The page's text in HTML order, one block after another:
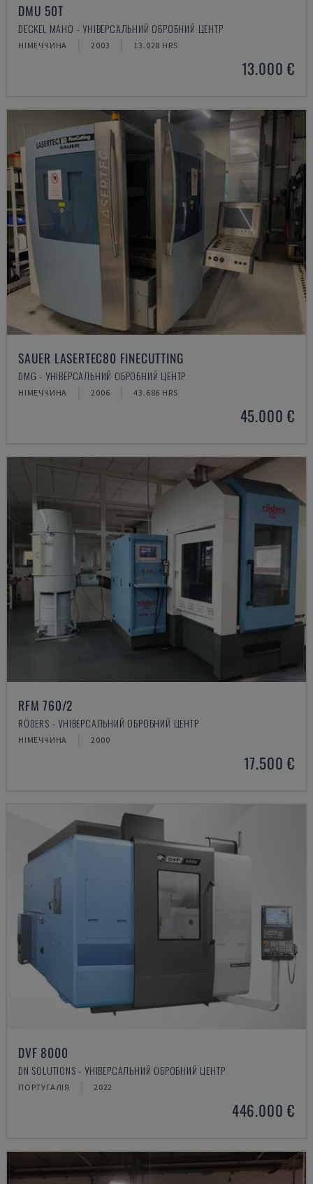
DMU 50T
DECKEL MAHO - УНІВЕРСАЛЬНИЙ ОБРОБНИЙ ЦЕНТР
НІМЕЧЧИНА 2003 13.028 HRS
13.000 €
SAUER LASERTEC80 FINECUTTING
DMG - УНІВЕРСАЛЬНИЙ ОБРОБНИЙ ЦЕНТР
НІМЕЧЧИНА 2006 43.686 HRS
45.000 €
RFM 760/2
RÖDERS - УНІВЕРСАЛЬНИЙ ОБРОБНИЙ ЦЕНТР
НІМЕЧЧИНА 2000
17.500 €
DVF 8000
DN SOLUTIONS - УНІВЕРСАЛЬНИЙ ОБРОБНИЙ ЦЕНТР
ПОРТУГАЛІЯ 2022
446.000 €